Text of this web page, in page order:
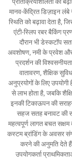
मानव-केंद्रित डिज़ाइन
स्थिति को बढ़ावा देता है,
एंटी-स्लिप रबर बैकिंग
दौरान भी डेस्कटॉप
अवशोषण, नमी के प्रवेश और
प्रदर्शन की
वातावरण, शैक्षिक
अनुप्रयोगों के लिए
से लाभ होता है, जबकि
इनकी टिकाऊपन की
सहज सतह बनावट की
महत्वपूर्ण लागत बचत सक्षम
कस्टम ब्रांडिंग के अवसर
करने की अनुमति देते
उपयोगकर्ता